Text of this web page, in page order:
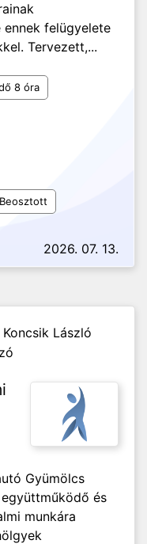
felügyelete
Tervezett,...
8 óra
Beosztott
2026. 07. 13.
Koncsik László
Gyümölcs
és
munkára